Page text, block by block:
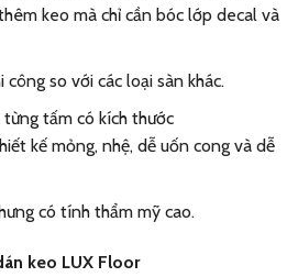
keo mà chỉ cần bóc lớp decal và
so với các loại sàn khác.
tấm có kích thước
kế mỏng, nhệ, dễ uốn cong và dễ
có tính thẩm mỹ cao.
keo LUX Floor